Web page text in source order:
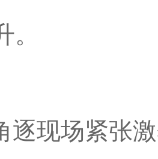
。
逐现场紧张